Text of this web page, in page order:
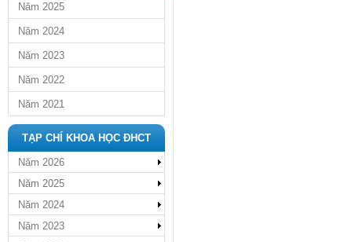
Năm 2025
Năm 2024
Năm 2023
Năm 2022
Năm 2021
TẠP CHÍ KHOA HỌC ĐHCT
Năm 2026
Năm 2025
Năm 2024
Năm 2023